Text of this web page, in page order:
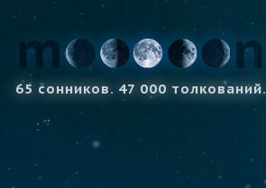
65 сонников. 47 000 толкований.